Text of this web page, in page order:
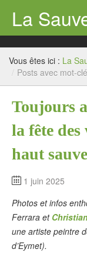
La
Accueil
Mairie
Contact
Vous êtes ici : La
/ Posts avec mot-
Toujours
la fête
haut
1 juin 2025
Photos et infos
Ferrara et
une artiste peintre
d’Eymet).